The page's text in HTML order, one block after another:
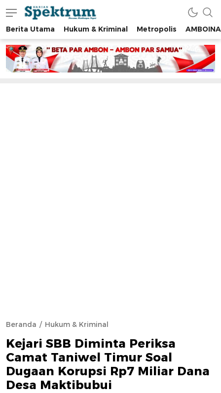
spektrumonline.com
Berita Utama Hukum & Kriminal Metropolis AMBOINA
Beranda Hukum & Kriminal
Kejari SBB Diminta Periksa
Camat Taniwel Timur Soal
Dugaan Korupsi Rp7 Miliar Dana
Desa Maktibubui